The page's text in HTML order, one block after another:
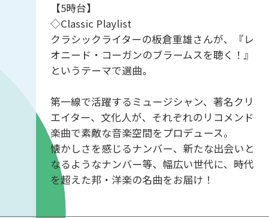
【5時台】
◇Classic Playlist
クラシックライターの板倉重雄さんが、『レ
オニード・コーガンのブラームスを聴く！』
というテーマで選曲。
第一線で活躍するミュージシャン、著名クリ
エイター、文化人が、それぞれのリコメンド
楽曲で素敵な音楽空間をプロデュース。
懐かしさを感じるナンバー、新たな出会いと
なるようなナンバー等、幅広い世代に、時代
を超えた邦・洋楽の名曲をお届け！